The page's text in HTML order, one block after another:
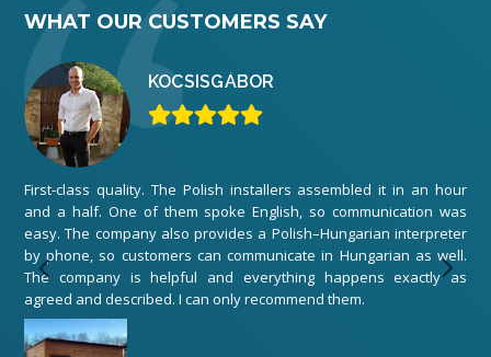
WHAT OUR CUSTOMERS SAY
KOCSISGÁBOR
First-class quality. The Polish installers assembled it in an hour
and a half. One of them spoke English, so communication was
easy. The company also provides a Polish–Hungarian interpreter
by phone, so customers can communicate in Hungarian as well.
The company is helpful and everything happens exactly as
agreed and described. I can only recommend them.